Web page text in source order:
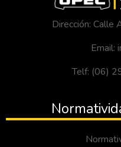
Dirección: Calle
Email:
Telf: (06)